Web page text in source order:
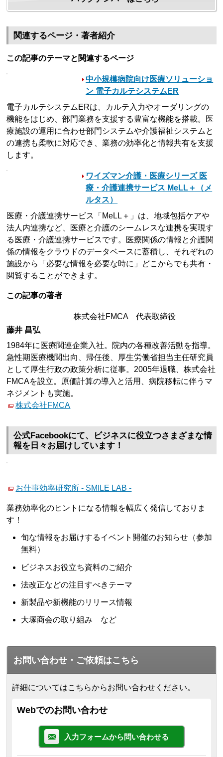
関連するページ・著者紹介
この記事のテーマと関連するページ
中小規模病院向け医療ソリューショ
ン 電子カルテシステムER
電子カルテシステムERは、カルテ入力やオーダリングの
機能をはじめ、部門業務を支援する豊富な機能を搭載。医
療施設の運用に合わせ部門システムや介護福祉システムと
の連携も柔軟に対応でき、業務の効率化と情報共有を支援
します。
ワイズマン介護・医療シリーズ 医
療・介護連携サービス MeLL＋（メ
ルタス）
医療・介護連携サービス「MeLL＋」は、地域包括ケアや
法人内連携など、医療と介護のシームレスな連携を実現す
る医療・介護連携サービスです。医療関係の情報と介護関
係の情報をクラウドのデータベースに蓄積し、それぞれの
施設から「必要な情報を必要な時に」どこからでも共有・
閲覧することができます。
この記事の著者
株式会社FMCA 代表取締役
藤井 昌弘
1984年に医療関連企業入社。院内の各種改善活動を指導。
急性期医療機関出向、帰任後、厚生労働省担当主任研究員
として厚生行政の政策分析に従事。2005年退職、株式会社
FMCAを設立。原価計算の導入と活用、病院移転に伴うマ
ネジメントも実施。
株式会社FMCA
公式Facebookにて、ビジネスに役立つさまざまな情
報を日々お届けしています！
お仕事効率研究所 - SMILE LAB -
業務効率化のヒントになる情報を幅広く発信しておりま
す！
旬な情報をお届けするイベント開催のお知らせ（参加
無料）
ビジネスお役立ち資料のご紹介
法改正などの注目すべきテーマ
新製品や新機能のリリース情報
大塚商会の取り組み など
お問い合わせ・ご依頼はこちら
詳細についてはこちらからお問い合わせください。
Webでのお問い合わせ
入力フォームから問い合わせる